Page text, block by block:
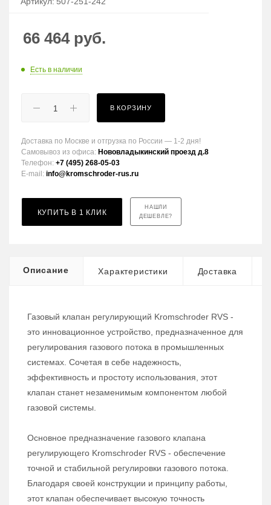
66 464руб.
Есть в наличии
В КОРЗИНУ
Доставка по Москве и отгрузка по России — 1-2 дня!
Самовывоз из офиса: Нововладыкинский проезд д.8
Телефон: +7 (495) 268-05-03
E-mail: info@kromschroder-rus.ru
КУПИТЬ В 1 КЛИК
НАШЛИ
ДЕШЕВЛЕ?
Описание Характеристики Доставка
Газовый клапан регулирующий Kromschroder RVS -
это инновационное устройство, предназначенное для
регулирования газового потока в промышленных
системах. Сочетая в себе надежность,
эффективность и простоту использования, этот
клапан станет незаменимым компонентом любой
газовой системы.
Основное предназначение газового клапана
регулирующего Kromschroder RVS - обеспечение
точной и стабильной регулировки газового потока.
Благодаря своей конструкции и принципу работы,
этот клапан обеспечивает высокую точность